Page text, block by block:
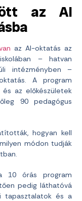
az AI
az AI-oktatás az
– hatvan
intézményben –
A program
az előkészületek
90 pedagógus
hogyan kell
módon tudják
10 órás program
pedig láthatóvá
tapasztalatok és a